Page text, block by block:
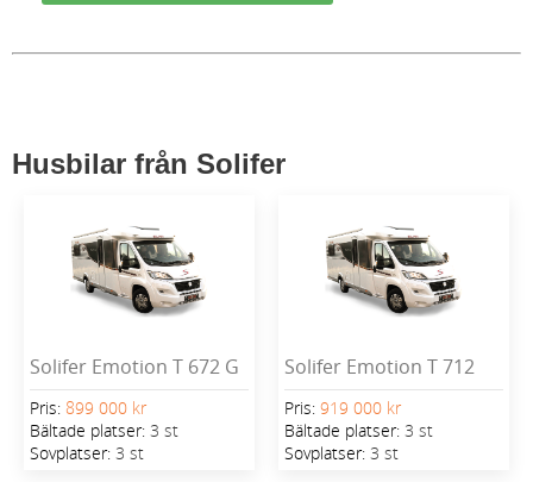
Husbilar från Solifer
Solifer Emotion T 672 G
Pris: 899 000 kr
Bältade platser: 3 st
Sovplatser: 3 st
Solifer Emotion T 712
Pris: 919 000 kr
Bältade platser: 3 st
Sovplatser: 3 st